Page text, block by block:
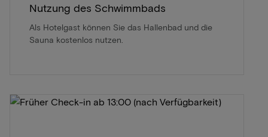
Nutzung des Schwimmbads
Als Hotelgast können Sie das Hallenbad und die
Sauna kostenlos nutzen.